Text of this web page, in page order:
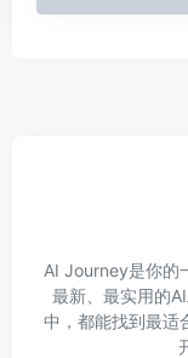
AI Journey是你的
最新、最实用的
中，都能找到最适